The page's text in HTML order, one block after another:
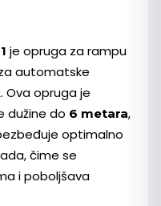
je opruga za rampu
automatske
. Ova opruga je
dužine do 6 metara,
optimalno
čime se
i poboljšava